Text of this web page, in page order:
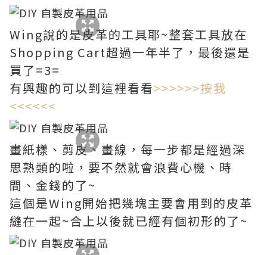
Wing說的是皮革的工具耶~整套工具放在
Shopping Cart超過一年半了，最後還是
買了=3=
有興趣的可以到這裡看看>>>>>>按我
<<<<<<
畫紙樣、剪皮、畫線，每一步都是經過深
思熟類的啦，要不然就會浪費心機、時
間、金錢的了~
這個是Wing開始把幾塊主要會用到的皮革
縫在一起~合上以後就已經有個初形的了~